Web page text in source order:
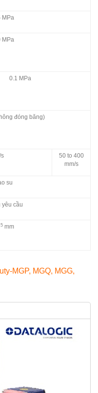
MPa
MPa
0.1 MPa
đóng băng)
s
50 to 400
mm/s
su
yêu cầu
mm
MGP, MGQ, MGG,